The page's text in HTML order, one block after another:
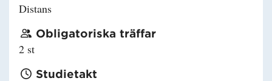
Distans
Obligatoriska träffar
2 st
Studietakt